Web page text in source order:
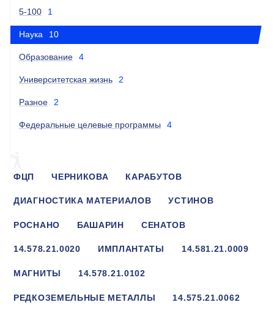
5-100 1
Наука 10
Образование 4
Университетская жизнь 2
Разное 2
Федеральные целевые программы 4
ФЦП ЧЕРНИКОВА КАРАБУТОВ
ДИАГНОСТИКА МАТЕРИАЛОВ УСТИНОВ
РОСНАНО БАШАРИН СЕНАТОВ
14.578.21.0020 ИМПЛАНТАТЫ 14.581.21.0009
МАГНИТЫ 14.578.21.0102
РЕДКОЗЕМЕЛЬНЫЕ МЕТАЛЛЫ 14.575.21.0062